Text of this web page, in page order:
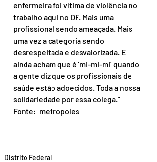
enfermeira foi vítima de violência no
trabalho aqui no DF. Mais uma
profissional sendo ameaçada. Mais
uma vez a categoria sendo
desrespeitada e desvalorizada. E
ainda acham que é ‘mi-mi-mi’ quando
a gente diz que os profissionais de
saúde estão adoecidos. Toda a nossa
solidariedade por essa colega.”
Fonte:  metropoles
Distrito Federal